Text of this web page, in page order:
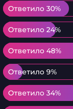
Ответило 30%
Ответило 30%
Ответило 24%
Ответило 24%
Ответило 48%
Ответило 48%
Ответило 9%
Ответило 9%
Ответило 34%
Ответило 34%